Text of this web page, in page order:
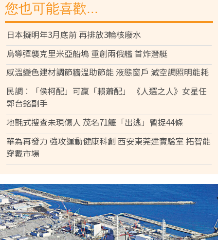
您也可能喜歡...
日本擬明年3月底前 再排放3輪核廢水
烏導彈襲克里米亞船塢 重創兩俄艦 首炸潛艇
感溫變色建材調節牆溫助節能 液態窗戶 減空調照明能耗
民調︰「侯柯配」可贏「賴蕭配」 《人選之人》女星任
郭台銘副手
地氈式搜查未現傷人 茂名71鱷「出逃」暫捉44條
華為再發力 強攻運動健康科創 西安東莞建實驗室 拓智能
穿戴市場